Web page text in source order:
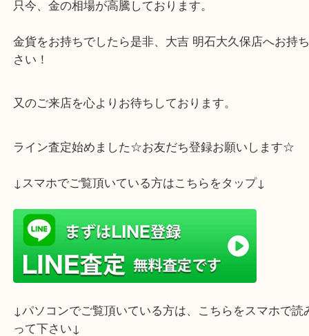
本日は、明石市のお客様から昭和61年 御在位10万
お買取りさせて頂きました！ありがとうございます
只今、金の相場が高騰しております。
金貨をお持ちでしたら是非、大吉 明石大久保店へ